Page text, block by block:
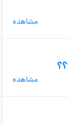
مشاهده
مشاهده